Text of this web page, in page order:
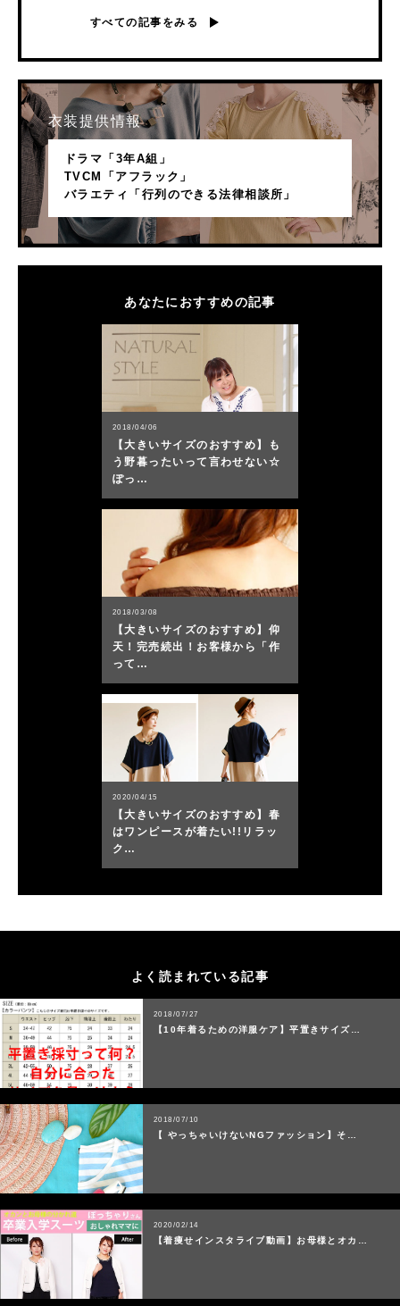
よく読まれている記事
2018/07/27
【10年着るための洋服ケア】平置きサイズ…
2018/07/10
【 やっちゃいけないNGファッション】そ…
2020/02/14
【着痩せインスタライブ動画】お母様とオカ…
すべての記事をみる
衣装提供情報
ドラマ「3年A組」
TVCM「アフラック」
バラエティ「行列のできる法律相談所」
あなたにおすすめの記事
2018/04/06
【大きいサイズのおすすめ】も
う野暮ったいって言わせない☆
ぽっ…
2018/03/08
【大きいサイズのおすすめ】仰
天！完売続出！お客様から「作
って…
2020/04/15
【大きいサイズのおすすめ】春
はワンピースが着たい!!リラッ
ク…